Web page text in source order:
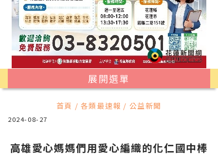
展開選單
首頁 / 各類最速報 / 公益新聞
2024-08-27
高雄愛心媽媽們用愛心編織的化仁國中棒